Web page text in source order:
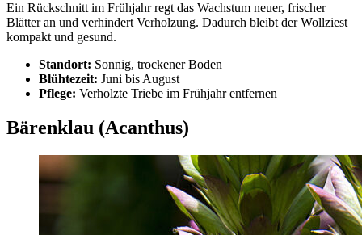
Ein Rückschnitt im Frühjahr regt das Wachstum neuer, frischer
Blätter an und verhindert Verholzung. Dadurch bleibt der Wollziest
kompakt und gesund.
Standort: Sonnig, trockener Boden
Blühtezeit: Juni bis August
Pflege: Verholzte Triebe im Frühjahr entfernen
Bärenklau (Acanthus)